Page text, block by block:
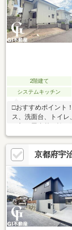
2階建て
システムキッチン
□おすすめポイント
ス、洗面台、トイレ
全居室6帖以上とゆ
ただけるWIC付！全
スもございます♪□
徒歩30分■宇治小学
檗店 徒歩21分 当日
でご相談ください公
京都府宇